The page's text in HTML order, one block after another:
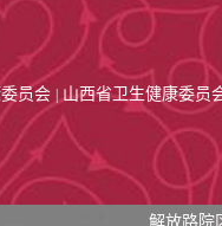
员会 | 山西省卫生健康委员
解放路